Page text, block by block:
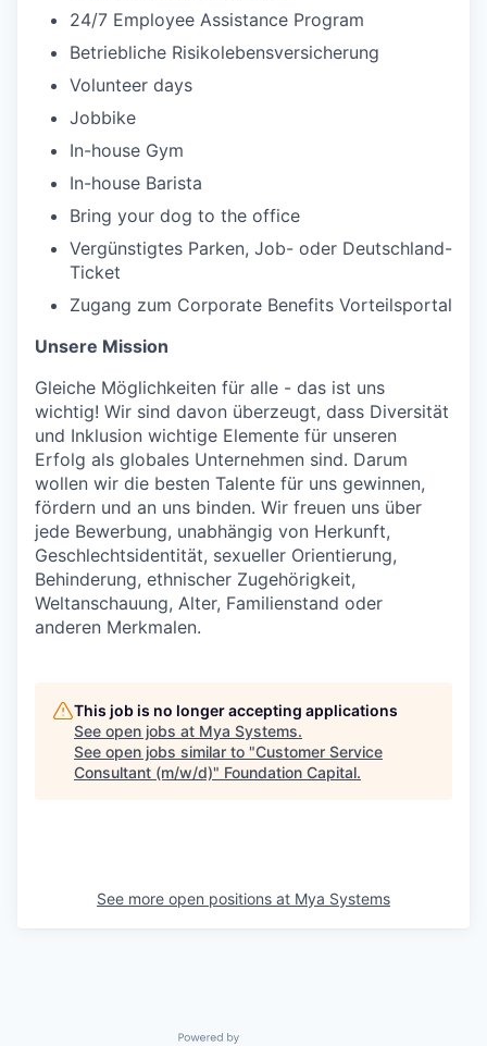
24/7 Employee Assistance Program
Betriebliche Risikolebensversicherung
Volunteer days
Jobbike
In-house Gym
In-house Barista
Bring your dog to the office
Vergünstigtes Parken, Job- oder Deutschland-
Ticket
Zugang zum Corporate Benefits Vorteilsportal
Unsere Mission
Gleiche Möglichkeiten für alle - das ist uns
wichtig! Wir sind davon überzeugt, dass Diversität
und Inklusion wichtige Elemente für unseren
Erfolg als globales Unternehmen sind. Darum
wollen wir die besten Talente für uns gewinnen,
fördern und an uns binden. Wir freuen uns über
jede Bewerbung, unabhängig von Herkunft,
Geschlechtsidentität, sexueller Orientierung,
Behinderung, ethnischer Zugehörigkeit,
Weltanschauung, Alter, Familienstand oder
anderen Merkmalen.
This job is no longer accepting applications
See open jobs at Mya Systems.
See open jobs similar to "Customer Service
Consultant (m/w/d)" Foundation Capital.
See more open positions at Mya Systems